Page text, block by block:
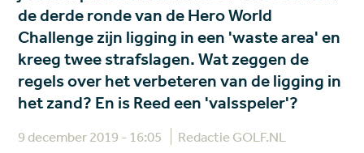
de derde ronde van de Hero World
Challenge zijn ligging in een 'waste area' en
kreeg twee strafslagen. Wat zeggen de
regels over het verbeteren van de ligging in
het zand? En is Reed een 'valsspeler'?
9 december 2019 - 16:05 Redactie GOLF.NL